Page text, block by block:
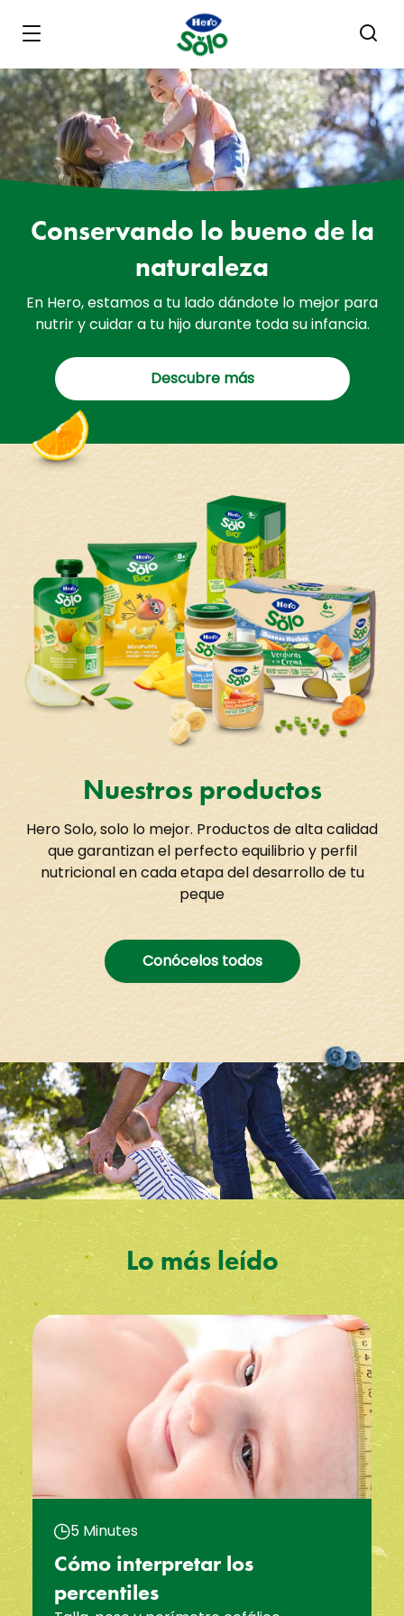
Skip to main content
Conservando lo bueno de la
naturaleza
En Hero, estamos a tu lado dándote lo mejor para
nutrir y cuidar a tu hijo durante toda su infancia.
Descubre más
Nuestros productos
Hero Solo, solo lo mejor. Productos de alta calidad
que garantizan el perfecto equilibrio y perfil
nutricional en cada etapa del desarrollo de tu
peque
Conócelos todos
Lo más leído
5 Minutes
Cómo interpretar los
percentiles